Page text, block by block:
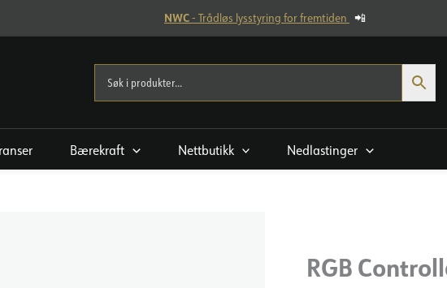
NWC- Trådløs lysstyring for fremtiden 📲
Bærekraft Nettbutikk Nedlastinger
RGB